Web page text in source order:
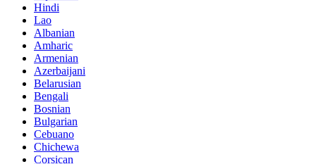
Hindi
Lao
Albanian
Amharic
Armenian
Azerbaijani
Belarusian
Bengali
Bosnian
Bulgarian
Cebuano
Chichewa
Corsican